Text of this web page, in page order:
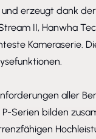
und erzeugt dank
II, Hanwha
Kameraserie.
aller
Serien bilden